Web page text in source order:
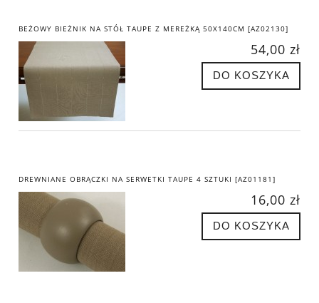
BEŻOWY BIEŻNIK NA STÓŁ TAUPE Z MEREŻKĄ 50X140CM [AZ02130]
54,00 zł
DO KOSZYKA
DREWNIANE OBRĄCZKI NA SERWETKI TAUPE 4 SZTUKI [AZ01181]
16,00 zł
DO KOSZYKA